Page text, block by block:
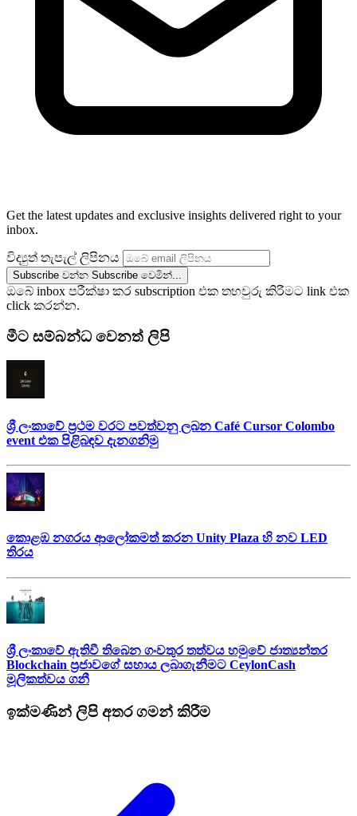
Get the latest updates and exclusive insights delivered right to your
inbox.
විද්‍යුත් තැපැල් ලිපිනය
Subscribe වන්න Subscribe වෙමින්...
ඔබේ inbox පරීක්ෂා කර subscription එක තහවුරු කිරීමට link එක
click කරන්න.
මීට සම්බන්ධ වෙනත් ලිපි
ශ්‍රී ලංකාවේ ප්‍රථම වරට පවත්වනු ලබන Café Cursor Colombo
event එක පිළිබඳව දැනගනිමු
කොළඹ නගරය ආලෝකමත් කරන Unity Plaza හි නව LED
තිරය
ශ්‍රී ලංකාවේ ඇතිවී තිබෙන ගංවතුර තත්වය හමුවේ ජාත්‍යන්තර
Blockchain ප්‍රජාවගේ සහාය ලබාගැනීමට CeylonCash
මූලිකත්වය ග​නී
ඉක්මණින් ලිපි අතර ගමන් කිරීම